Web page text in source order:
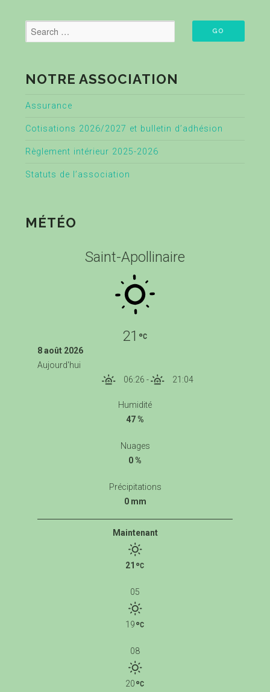
NOTRE ASSOCIATION
Assurance
Cotisations 2026/2027 et bulletin d’adhésion
Règlement intérieur 2025-2026
Statuts de l’association
MÉTÉO
Saint-Apollinaire
21
8 août 2026
Aujourd'hui
06:26 - 21:04
Humidité
47 %
Nuages
0 %
Précipitations
0 mm
Maintenant
21
05
19
08
20